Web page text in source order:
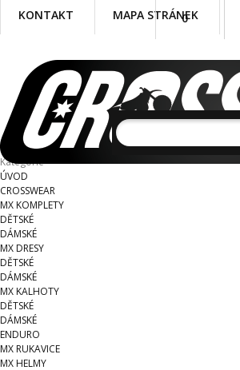
KONTAKT MAPA STRÁNEK
0
Kategorie
ÚVOD
CROSSWEAR
MX KOMPLETY
DĚTSKÉ
DÁMSKÉ
MX DRESY
DĚTSKÉ
DÁMSKÉ
MX KALHOTY
DĚTSKÉ
DÁMSKÉ
ENDURO
MX RUKAVICE
MX HELMY